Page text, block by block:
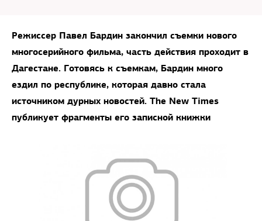
Режиссер Павел Бардин закончил съемки нового
многосерийного фильма, часть действия проходит в
Дагестане. Готовясь к съемкам, Бардин много
ездил по республике, которая давно стала
источником дурных новостей. The New Times
публикует фрагменты его записной книжки